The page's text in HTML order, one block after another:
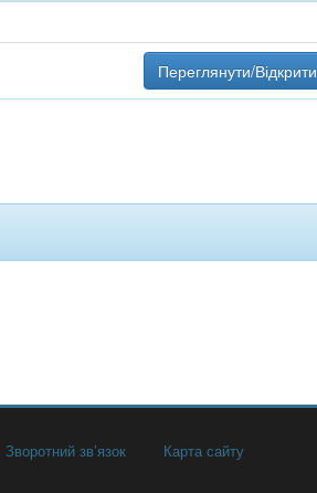
Переглянути/Відкрити
Зворотний зв’язок Карта сайту